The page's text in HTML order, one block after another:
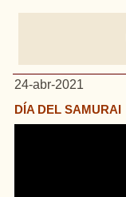
24-abr-2021
DÍA DEL SAMURAI